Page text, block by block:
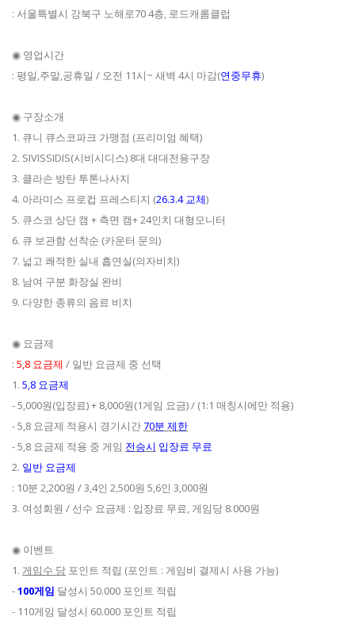
: 서울특별시 강북구 노해로70 4층, 로드캐롬클럽
◉ 영업시간
: 평일,주말,공휴일 / 오전 11시~ 새벽 4시 마감(연중무휴)
◉ 구장소개
1. 큐니 큐스코파크 가맹점 (프리미엄 혜택)
2. SIVISSIDIS(시비시디스) 8대 대대전용구장
3. 클라손 방탄 투톤나사지
4. 아라미스 프로컵 프레스티지 (26.3.4 교체)
5. 큐스코 상단 캠 + 측면 캠+ 24인치 대형모니터
6. 큐 보관함 선착순 (카운터 문의)
7. 넓고 쾌적한 실내 흡연실(의자비치)
8. 남여 구분 화장실 완비
9. 다양한 종류의 음료 비치
◉ 요금제
: 5,8 요금제 / 일반 요금제 중 선택
1. 5,8 요금제
- 5,000원(입장료) + 8,000원(1게임 요금) / (1:1 매칭시에만 적용)
- 5,8 요금제 적용시 경기시간70분 제한
- 5,8 요금제 적용 중 게임 전승시 입장료 무료
2. 일반 요금제
: 10분 2,200원 / 3,4인 2,500원 5,6인 3,000원
3. 여성회원 / 선수 요금제 : 입장료 무료, 게임당 8.000원
◉ 이벤트
1. 게임수 당 포인트 적립 (포인트 : 게임비 결제시 사용 가능)
-100게임 달성시 50.000 포인트 적립
- 110게임 달성시 60.000 포인트 적립